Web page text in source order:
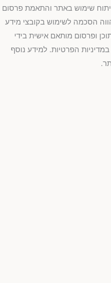
שימוש באתר והתאמת פרסום
הסכמה לשימוש בקובצי מידע
ופרסום מותאם אישית בידי
הפרטיות. למידע נוסף